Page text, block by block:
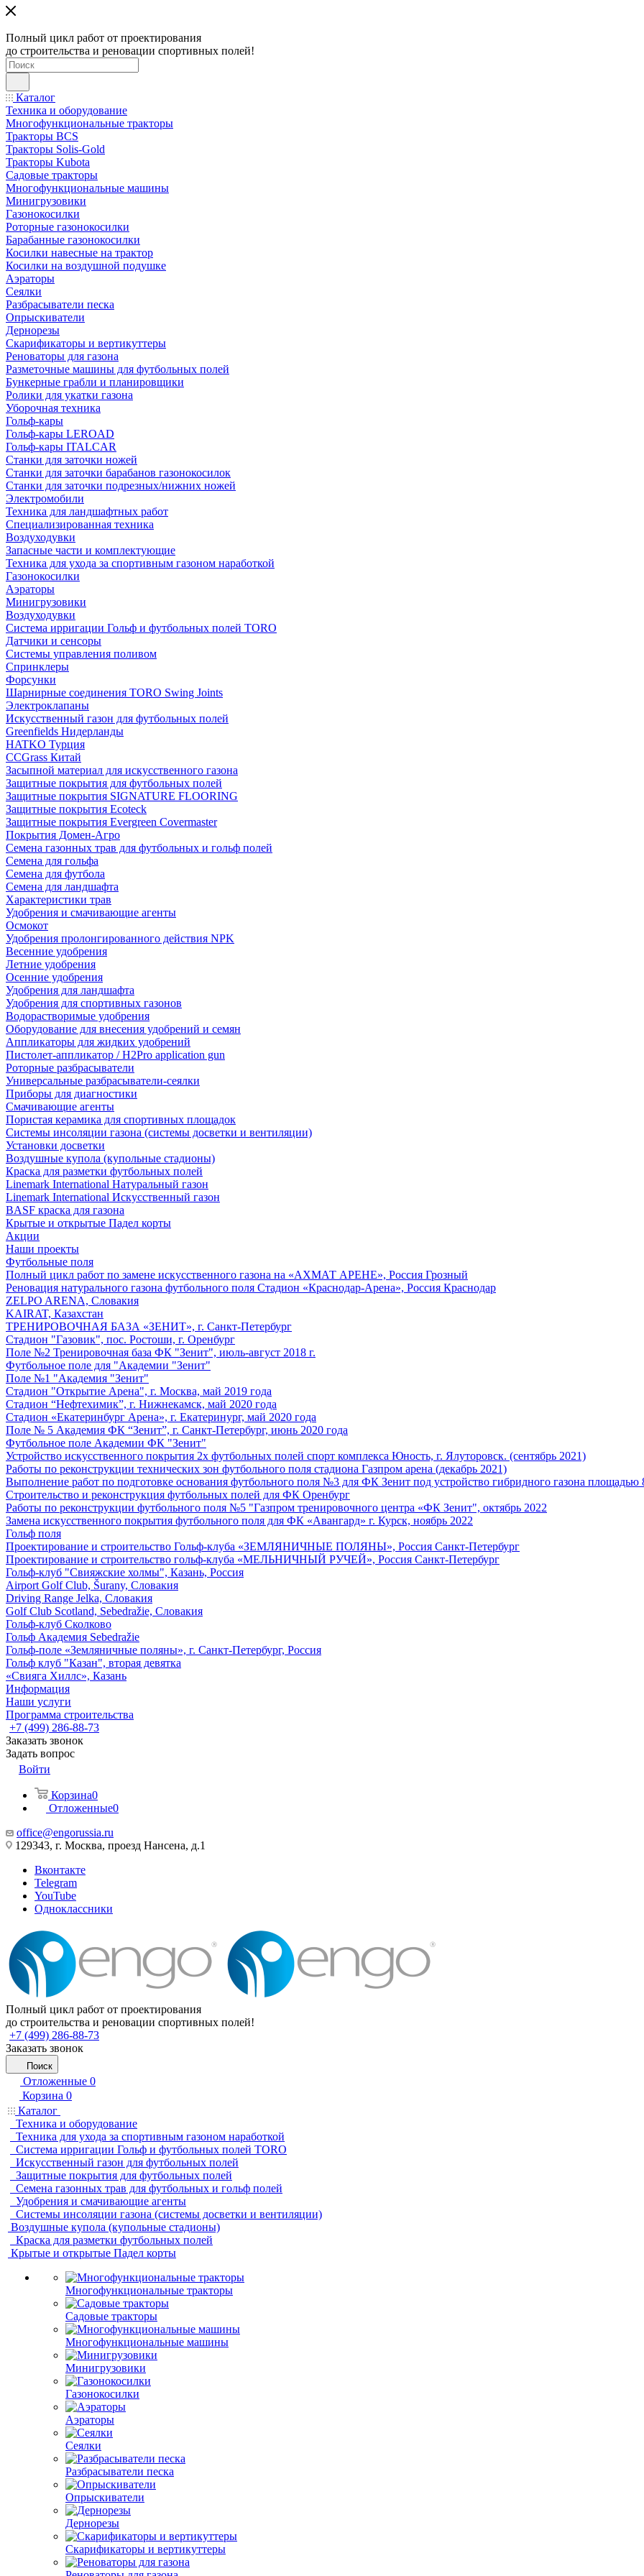
Полный цикл работ от проектирования
до строительства и реновации спортивных полей!
Каталог
Техника и оборудование
Многофункциональные тракторы
Тракторы BCS
Тракторы Solis-Gold
Тракторы Kubota
Садовые тракторы
Многофункциональные машины
Минигрузовики
Газонокосилки
Роторные газонокосилки
Барабанные газонокосилки
Косилки навесные на трактор
Косилки на воздушной подушке
Аэраторы
Сеялки
Разбрасыватели песка
Опрыскиватели
Дернорезы
Скарификаторы и вертикуттеры
Реноваторы для газона
Разметочные машины для футбольных полей
Бункерные грабли и планировщики
Ролики для укатки газона
Уборочная техника
Гольф-кары
Гольф-кары LEROAD
Гольф-кары ITALCAR
Станки для заточки ножей
Станки для заточки барабанов газонокосилок
Станки для заточки подрезных/нижних ножей
Электромобили
Техника для ландшафтных работ
Специализированная техника
Воздуходувки
Запасные части и комплектующие
Техника для ухода за спортивным газоном наработкой
Газонокосилки
Аэраторы
Минигрузовики
Воздуходувки
Система ирригации Гольф и футбольных полей TORO
Датчики и сенсоры
Системы управления поливом
Спринклеры
Форсунки
Шарнирные соединения TORO Swing Joints
Электроклапаны
Искусственный газон для футбольных полей
Greenfields Нидерланды
HATKO Турция
CCGrass Китай
Засыпной материал для искусственного газона
Защитные покрытия для футбольных полей
Защитные покрытия SIGNATURE FLOORING
Защитные покрытия Ecoteck
Защитные покрытия Evergreen Covermaster
Покрытия Домен-Агро
Семена газонных трав для футбольных и гольф полей
Семена для гольфа
Семена для футбола
Семена для ландшафта
Характеристики трав
Удобрения и смачивающие агенты
Осмокот
Удобрения пролонгированного действия NPK
Весенние удобрения
Летние удобрения
Осенние удобрения
Удобрения для ландшафта
Удобрения для спортивных газонов
Водорастворимые удобрения
Оборудование для внесения удобрений и семян
Аппликаторы для жидких удобрений
Пистолет-аппликатор / H2Pro application gun
Роторные разбрасыватели
Универсальные разбрасыватели-сеялки
Приборы для диагностики
Смачивающие агенты
Пористая керамика для спортивных площадок
Системы инсоляции газона (системы досветки и вентиляции)
Установки досветки
Воздушные купола (купольные стадионы)
Краска для разметки футбольных полей
Linemark International Натуральный газон
Linemark International Искусственный газон
BASF краска для газона
Крытые и открытые Падел корты
Акции
Наши проекты
Футбольные поля
Полный цикл работ по замене искусственного газона на «АХМАТ АРЕНЕ», Россия Грозный
Реновация натурального газона футбольного поля Стадион «Краснодар-Арена», Россия Краснодар
ZELPO ARENA, Словакия
KAIRAT, Казахстан
ТРЕНИРОВОЧНАЯ БАЗА «ЗЕНИТ», г. Санкт-Петербург
Стадион "Газовик", пос. Ростоши, г. Оренбург
Поле №2 Тренировочная база ФК "Зенит", июль-август 2018 г.
Футбольное поле для "Академии "Зенит"
Поле №1 "Академия "Зенит"
Стадион "Открытие Арена", г. Москва, май 2019 года
Стадион “Нефтехимик”, г. Нижнекамск, май 2020 года
Стадион «Екатеринбург Арена», г. Екатеринург, май 2020 года
Поле № 5 Академия ФК “Зенит”, г. Санкт-Петербург, июнь 2020 года
Футбольное поле Академии ФК "Зенит"
Устройство искусственного покрытия 2х футбольных полей спорт комплекса Юность, г. Ялуторовск. (сентябрь 2021)
Работы по реконструкции технических зон футбольного поля стадиона Газпром арена (декабрь 2021)
Выполнение работ по подготовке основания футбольного поля №3 для ФК Зенит под устройство гибридного газона
Строительство и реконструкция футбольных полей для ФК Оренбург
Работы по реконструкции футбольного поля №5 "Газпром тренировочного центра «ФК Зенит", октябрь 2022
Замена искусственного покрытия футбольного поля для ФК «Авангард» г. Курск, ноябрь 2022
Гольф поля
Проектирование и строительство Гольф-клуба «ЗЕМЛЯНИЧНЫЕ ПОЛЯНЫ», Россия Санкт-Петербург
Проектирование и строительство гольф-клуба «МЕЛЬНИЧНЫЙ РУЧЕЙ», Россия Санкт-Петербург
Гольф-клуб "Свияжские холмы", Казань, Россия
Airport Golf Club, Šurany, Словакия
Driving Range Jelka, Словакия
Golf Club Scotland, Sebedražie, Словакия
Гольф-клуб Сколково
Гольф Академия Sebedražie
Гольф-поле «Земляничные поляны», г. Санкт-Петербург, Россия
Гольф клуб "Казан", вторая девятка
«Свияга Хиллс», Казань
Информация
Наши услуги
Программа строительства
+7 (499) 286-88-73
Заказать звонок
Задать вопрос
Войти
Корзина0
Отложенные0
office@engorussia.ru
129343, г. Москва, проезд Нансена, д.1
Вконтакте
Telegram
YouTube
Одноклассники
Полный цикл работ от проектирования
до строительства и реновации спортивных полей!
+7 (499) 286-88-73
Заказать звонок
Поиск
Отложенные 0
Корзина 0
Каталог
Техника и оборудование
Техника для ухода за спортивным газоном наработкой
Система ирригации Гольф и футбольных полей TORO
Искусственный газон для футбольных полей
Защитные покрытия для футбольных полей
Семена газонных трав для футбольных и гольф полей
Удобрения и смачивающие агенты
Системы инсоляции газона (системы досветки и вентиляции)
Воздушные купола (купольные стадионы)
Краска для разметки футбольных полей
Крытые и открытые Падел корты
Многофункциональные тракторы
Садовые тракторы
Многофункциональные машины
Минигрузовики
Газонокосилки
Аэраторы
Сеялки
Разбрасыватели песка
Опрыскиватели
Дернорезы
Скарификаторы и вертикуттеры